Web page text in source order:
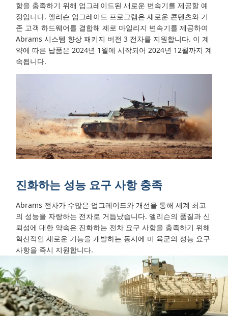
항을 충족하기 위해 업그레이드된 새로운 변속기를 제공할 예
정입니다. 앨리슨 업그레이드 프로그램은 새로운 콘텐츠와 기
존 고객 하드웨어를 결합해 제로 마일리지 변속기를 제공하여
Abrams 시스템 향상 패키지 버전 3 전차를 지원합니다. 이 계
약에 따른 납품은 2024년 1월에 시작되어 2024년 12월까지 계
속됩니다.
진화하는 성능 요구 사항 충족
Abrams 전차가 수많은 업그레이드와 개선을 통해 세계 최고
의 성능을 자랑하는 전차로 거듭났습니다. 앨리슨의 품질과 신
뢰성에 대한 약속은 진화하는 전차 요구 사항을 충족하기 위해
혁신적인 새로운 기능을 개발하는 동시에 미 육군의 성능 요구
사항을 즉시 지원합니다.